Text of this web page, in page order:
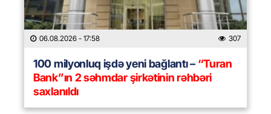
06.08.2026 - 17:58 307
100 milyonluq işdə yeni bağlantı –“Turan
Bank”ın 2 səhmdar şirkətinin rəhbəri
saxlanıldı